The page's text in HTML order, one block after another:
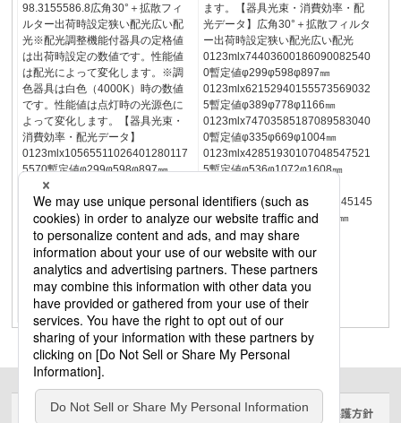
98.3155586.8広角30°＋拡散フィ
ルター出荷時設定狭い配光広い配
光※配光調整機能付器具の定格値
は出荷時設定の数値です。性能値
は配光によって変化します。※調
色器具は白色（4000K）時の数値
です。性能値は点灯時の光源色に
よって変化します。【器具光束・
消費効率・配光データ】
0123mlx10565511026401280117
5570暫定値φ299φ598φ897㎜
0123mlx88204170220510459804
65暫定値φ389φ778φ1166㎜
0123mlx10580507526451270117
5565暫定値φ335φ669φ1004㎜
0123mlx60802740152068567530
5暫定値φ536φ1072φ1608㎜
16515290°φ85360°重
1.0kg0123mlx1850835465210205
95暫定値φ870φ1739φ2609㎜
ます。【器具光束・消費効率・配
光データ】広角30°＋拡散フィルタ
ー出荷時設定狭い配光広い配光
0123mlx74403600186090082540
0暫定値φ299φ598φ897㎜
0123mlx62152940155573569032
5暫定値φ389φ778φ1166㎜
0123mlx74703585187089583040
0暫定値φ335φ669φ1004㎜
0123mlx42851930107048547521
5暫定値φ536φ1072φ1608㎜
1.0kg0123mlx1305590325145145
65暫定値φ870φ1739φ2609㎜
サイトのご利用にあたって クッキーポリシー 個人情報保護方針